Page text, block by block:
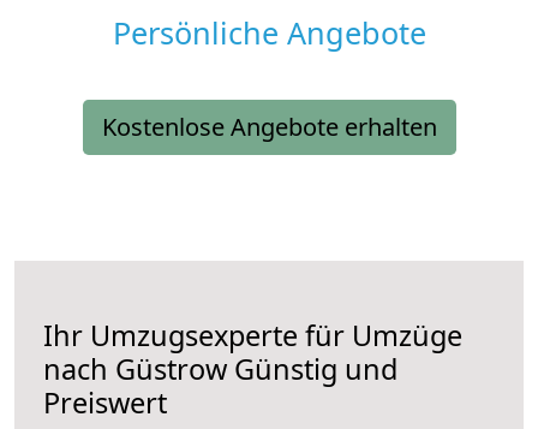
Persönliche Angebote
Kostenlose Angebote erhalten
Ihr Umzugsexperte für Umzüge
nach Güstrow Günstig und
Preiswert